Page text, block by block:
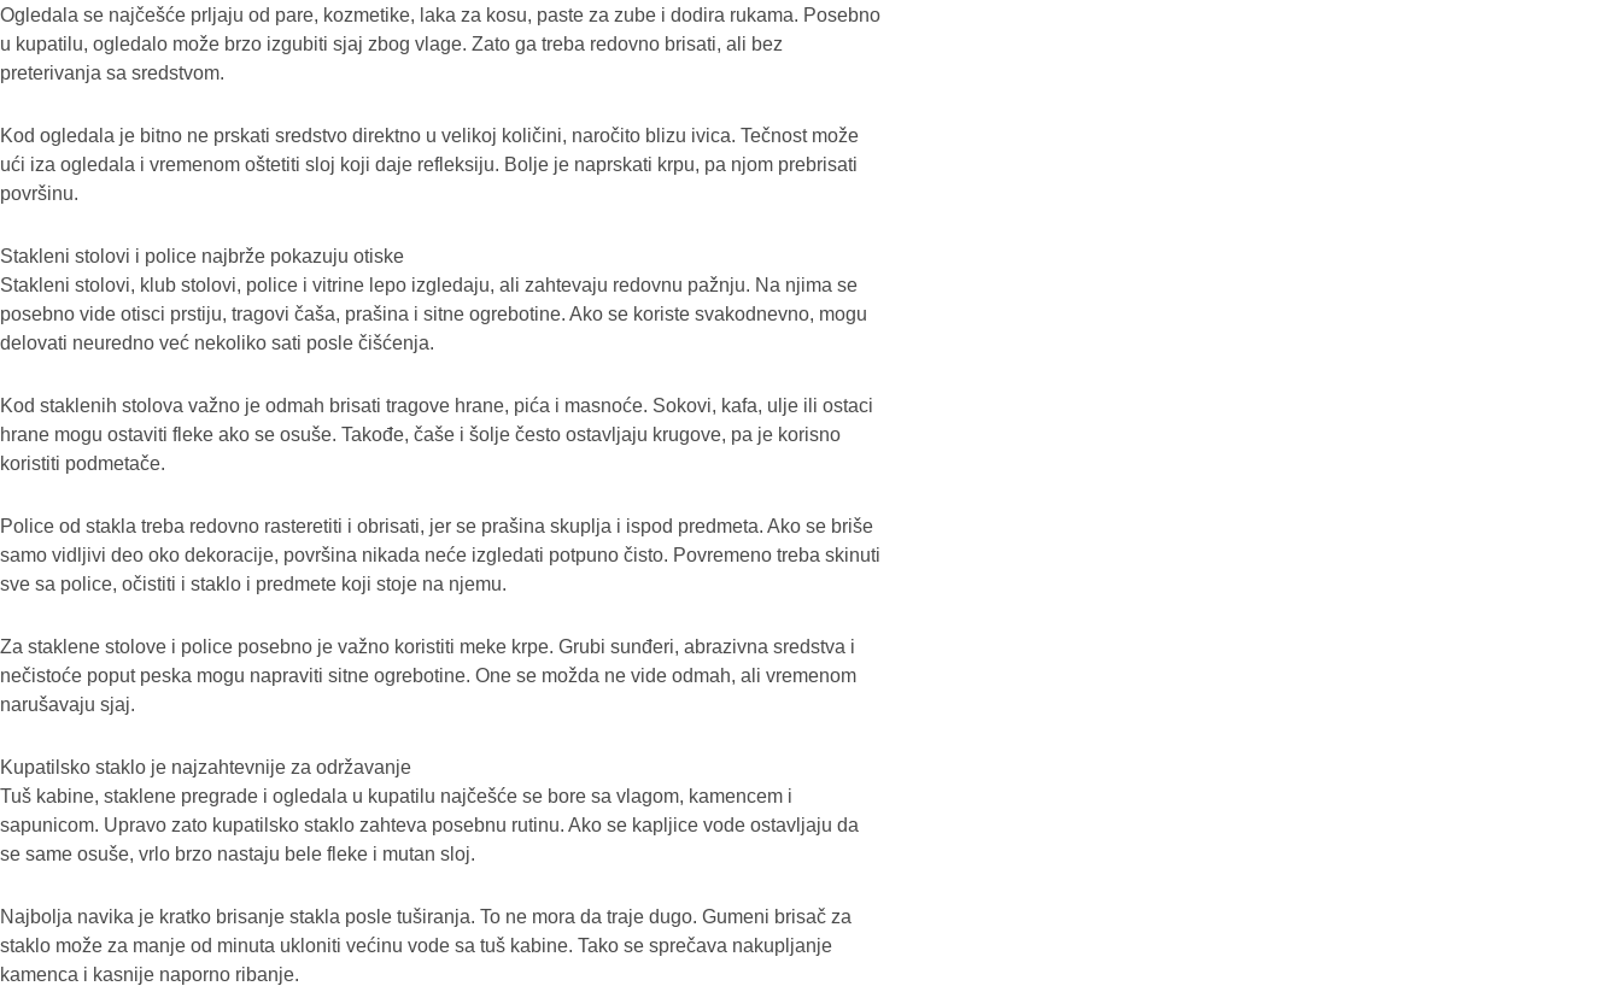
Ogledala se najčešće prljaju od pare, kozmetike, laka za kosu, paste za zube i dodira rukama. Posebno
u kupatilu, ogledalo može brzo izgubiti sjaj zbog vlage. Zato ga treba redovno brisati, ali bez
preterivanja sa sredstvom.
Kod ogledala je bitno ne prskati sredstvo direktno u velikoj količini, naročito blizu ivica. Tečnost može
ući iza ogledala i vremenom oštetiti sloj koji daje refleksiju. Bolje je naprskati krpu, pa njom prebrisati
površinu.
Stakleni stolovi i police najbrže pokazuju otiske
Stakleni stolovi, klub stolovi, police i vitrine lepo izgledaju, ali zahtevaju redovnu pažnju. Na njima se
posebno vide otisci prstiju, tragovi čaša, prašina i sitne ogrebotine. Ako se koriste svakodnevno, mogu
delovati neuredno već nekoliko sati posle čišćenja.
Kod staklenih stolova važno je odmah brisati tragove hrane, pića i masnoće. Sokovi, kafa, ulje ili ostaci
hrane mogu ostaviti fleke ako se osuše. Takođe, čaše i šolje često ostavljaju krugove, pa je korisno
koristiti podmetače.
Police od stakla treba redovno rasteretiti i obrisati, jer se prašina skuplja i ispod predmeta. Ako se briše
samo vidljivi deo oko dekoracije, površina nikada neće izgledati potpuno čisto. Povremeno treba skinuti
sve sa police, očistiti i staklo i predmete koji stoje na njemu.
Za staklene stolove i police posebno je važno koristiti meke krpe. Grubi sunđeri, abrazivna sredstva i
nečistoće poput peska mogu napraviti sitne ogrebotine. One se možda ne vide odmah, ali vremenom
narušavaju sjaj.
Kupatilsko staklo je najzahtevnije za održavanje
Tuš kabine, staklene pregrade i ogledala u kupatilu najčešće se bore sa vlagom, kamencem i
sapunicom. Upravo zato kupatilsko staklo zahteva posebnu rutinu. Ako se kapljice vode ostavljaju da
se same osuše, vrlo brzo nastaju bele fleke i mutan sloj.
Najbolja navika je kratko brisanje stakla posle tuširanja. To ne mora da traje dugo. Gumeni brisač za
staklo može za manje od minuta ukloniti većinu vode sa tuš kabine. Tako se sprečava nakupljanje
kamenca i kasnije naporno ribanje.